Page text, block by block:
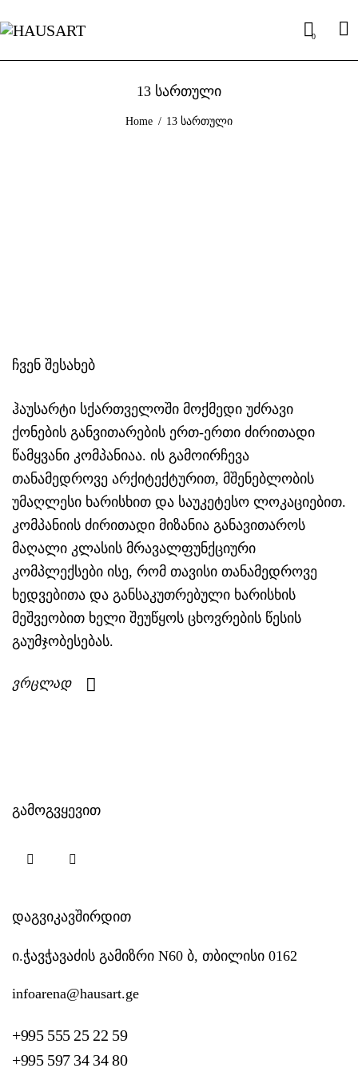
0
13 სართული
Home 13 სართული
ჩვენ შესახებ
ჰაუსარტი სქართველოში მოქმედი უძრავი
ქონების განვითარების ერთ-ერთი ძირითადი
წამყვანი კომპანიაა. ის გამოირჩევა
თანამედროვე არქიტექტურით, მშენებლობის
უმაღლესი ხარისხით და საუკეტესო ლოკაციებით.
კომპანიის ძირითადი მიზანია განავითაროს
მაღალი კლასის მრავალფუნქციური
კომპლექსები ისე, რომ თავისი თანამედროვე
ხედვებითა და განსაკუთრებული ხარისხის
მეშვეობით ხელი შეუწყოს ცხოვრების წესის
გაუმჯობესებას.
ვრცლად
გამოგვყევით
დაგვიკავშირდით
ი.ჭავჭავაძის გამიზრი N60 ბ, თბილისი 0162
infoarena@hausart.ge
+995 555 25 22 59
+995 597 34 34 80